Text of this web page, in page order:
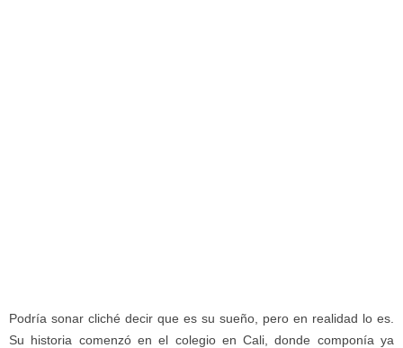
Podría sonar cliché decir que es su sueño, pero en realidad lo es.
Su historia comenzó en el colegio en Cali, donde componía ya